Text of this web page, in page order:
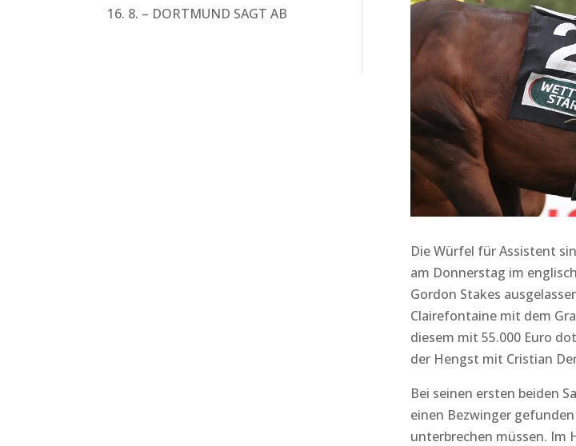
16. 8. – DORTMUND SAGT AB
Die Würfel für Assistent
am Donnerstag im
Gordon Stakes
Clairefontaine mit dem
diesem mit 55.000 Euro
der Hengst mit Cristian
Bei seinen ersten beiden
einen Bezwinger
unterbrechen müssen. Im